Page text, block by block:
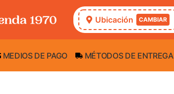
Ubicación CAMBIAR
MEDIOS DE PAGO MÉTODOS DE ENTREGA